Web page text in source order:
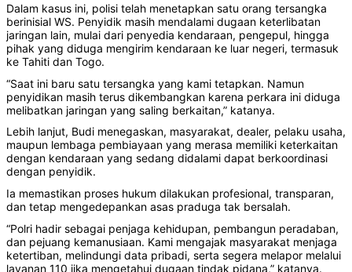
Dalam kasus ini, polisi telah menetapkan satu orang tersangka
berinisial WS. Penyidik masih mendalami dugaan keterlibatan
jaringan lain, mulai dari penyedia kendaraan, pengepul, hingga
pihak yang diduga mengirim kendaraan ke luar negeri, termasuk
ke Tahiti dan Togo.
“Saat ini baru satu tersangka yang kami tetapkan. Namun
penyidikan masih terus dikembangkan karena perkara ini diduga
melibatkan jaringan yang saling berkaitan,” katanya.
Lebih lanjut, Budi menegaskan, masyarakat, dealer, pelaku usaha,
maupun lembaga pembiayaan yang merasa memiliki keterkaitan
dengan kendaraan yang sedang didalami dapat berkoordinasi
dengan penyidik.
Ia memastikan proses hukum dilakukan profesional, transparan,
dan tetap mengedepankan asas praduga tak bersalah.
“Polri hadir sebagai penjaga kehidupan, pembangun peradaban,
dan pejuang kemanusiaan. Kami mengajak masyarakat menjaga
ketertiban, melindungi data pribadi, serta segera melapor melalui
layanan 110 jika mengetahui dugaan tindak pidana,” katanya.